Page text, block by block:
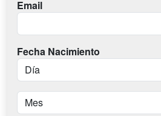
Email
Fecha Nacimiento